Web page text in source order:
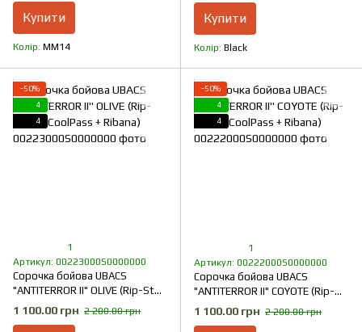
Купити
Колір ММ14
Купити
Колір Black
−50%
4
4
1
Артикул: 00223000S0000000
Сорочка бойова UBACS
"ANTITERROR II" OLIVE (Rip-Stop
+ CoolPass + Ribana)
1 100.00 грн 2 200.00 грн
−50%
4
4
1
Артикул: 00222000S0000000
Сорочка бойова UBACS
"ANTITERROR II" COYOTE (Rip-
Stop + CoolPass + Ribana)
1 100.00 грн 2 200.00 грн